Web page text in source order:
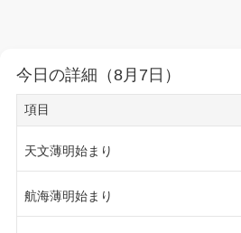
今日の詳細（8月7日）
項目
天文薄明始まり
航海薄明始まり